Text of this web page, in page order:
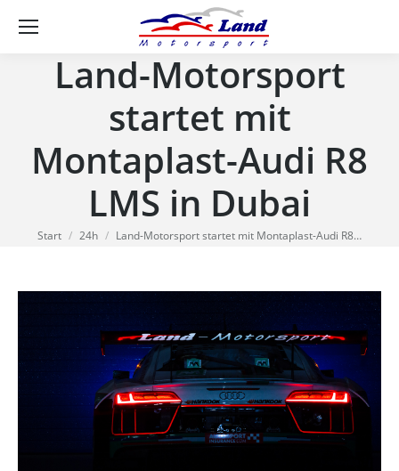
Land-Motorsport
startet mit
Montaplast-Audi R8
LMS in Dubai
Sie befinden sich hier:
Start 24h Land-Motorsport startet mit Montaplast-Audi R8…